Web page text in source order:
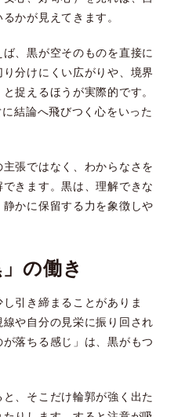
かが見えてきます。
、黒が空そのものを直接に
分けにくい広がりや、境界
捉えるほうが実際的です。
結論へ飛びつく心をいった
張ではなく、わからなさを
きます。黒は、理解できな
かに保留する力を象徴しや
の働き
引き締まることがありま
や自分の見栄に振り回され
落ちる感じ」は、黒がもつ
、そこだけ輪郭が強く出た